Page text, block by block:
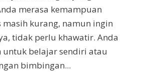
merasa kemampuan
masih kurang, namun ingin
tidak perlu khawatir. Anda
belajar sendiri atau
bimbingan...